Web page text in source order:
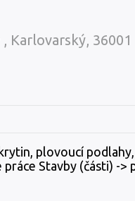
Karlovarský, 36001
plovoucí
Stavby (části) ->